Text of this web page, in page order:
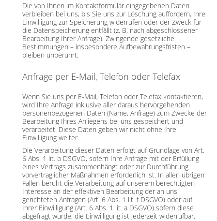
Die von Ihnen im Kontaktformular eingegebenen Daten
verbleiben bei uns, bis Sie uns zur Löschung auffordern, Ihre
Einwilligung zur Speicherung widerrufen oder der Zweck für
die Datenspeicherung entfällt (z. B. nach abgeschlossener
Bearbeitung Ihrer Anfrage). Zwingende gesetzliche
Bestimmungen – insbesondere Aufbewahrungsfristen –
bleiben unberührt.
Anfrage per E-Mail, Telefon oder Telefax
Wenn Sie uns per E-Mail, Telefon oder Telefax kontaktieren,
wird Ihre Anfrage inklusive aller daraus hervorgehenden
personenbezogenen Daten (Name, Anfrage) zum Zwecke der
Bearbeitung Ihres Anliegens bei uns gespeichert und
verarbeitet. Diese Daten geben wir nicht ohne Ihre
Einwilligung weiter.
Die Verarbeitung dieser Daten erfolgt auf Grundlage von Art.
6 Abs. 1 lit. b DSGVO, sofern Ihre Anfrage mit der Erfüllung
eines Vertrags zusammenhängt oder zur Durchführung
vorvertraglicher Maßnahmen erforderlich ist. In allen übrigen
Fällen beruht die Verarbeitung auf unserem berechtigten
Interesse an der effektiven Bearbeitung der an uns
gerichteten Anfragen (Art. 6 Abs. 1 lit. f DSGVO) oder auf
Ihrer Einwilligung (Art. 6 Abs. 1 lit. a DSGVO) sofern diese
abgefragt wurde; die Einwilligung ist jederzeit widerrufbar.